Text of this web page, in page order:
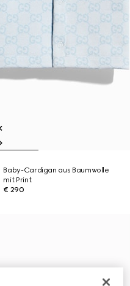
Baby-Cardigan aus Baumwolle
mit Print
€ 290